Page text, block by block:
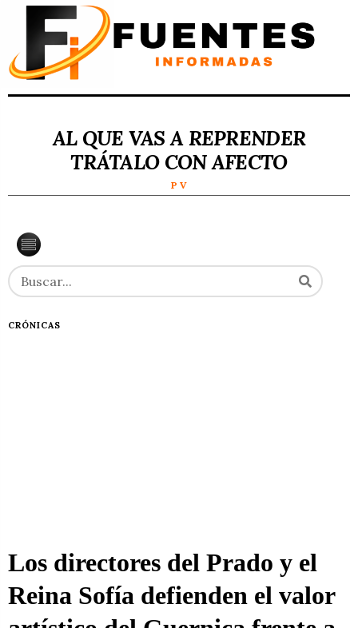
AL QUE VAS A REPRENDER
TRÁTALO CON AFECTO
P V
CRÓNICAS
Los directores del Prado y el
Reina Sofía defienden el valor